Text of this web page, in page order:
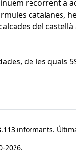
recorrent a
catalanes,
del castellà
de les quals
informants.
2026.